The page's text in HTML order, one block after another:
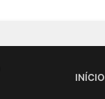
INÍCIO